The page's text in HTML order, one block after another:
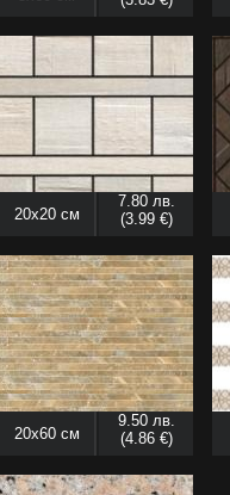
20x20 см
7.80 лв.
(3.99 €)
20x60 см
9.50 лв.
(4.86 €)